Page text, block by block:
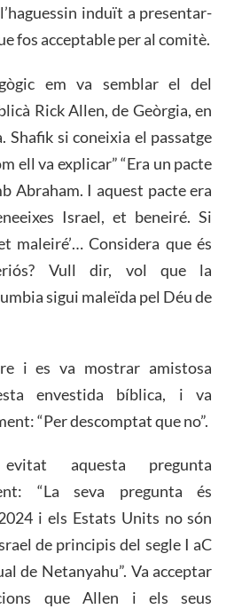
induït a presentar-
fos acceptable per al comitè.
em va semblar el del
Rick Allen, de Geòrgia, en
Shafik si coneixia el passatge
ell va explicar” “Era un pacte
Abraham. I aquest pacte era
Israel, et beneiré. Si
maleiré’… Considera que és
Vull dir, vol que la
sigui maleïda pel Déu de
i es va mostrar amistosa
envestida bíblica, i va
“Per descomptat que no”.
aquesta pregunta
“La seva pregunta és
i els Estats Units no són
de principis del segle I aC
de Netanyahu”. Va acceptar
que Allen i els seus